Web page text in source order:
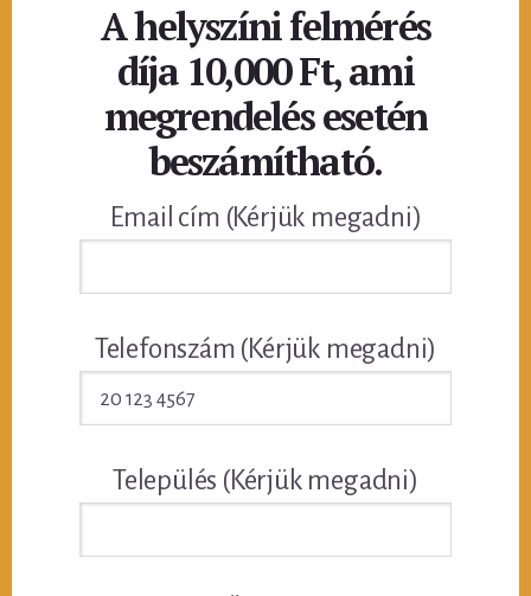
A helyszíni felmérés
díja 10,000 Ft, ami
megrendelés esetén
beszámítható.
Email cím (Kérjük megadni)
Telefonszám (Kérjük megadni)
Település (Kérjük megadni)